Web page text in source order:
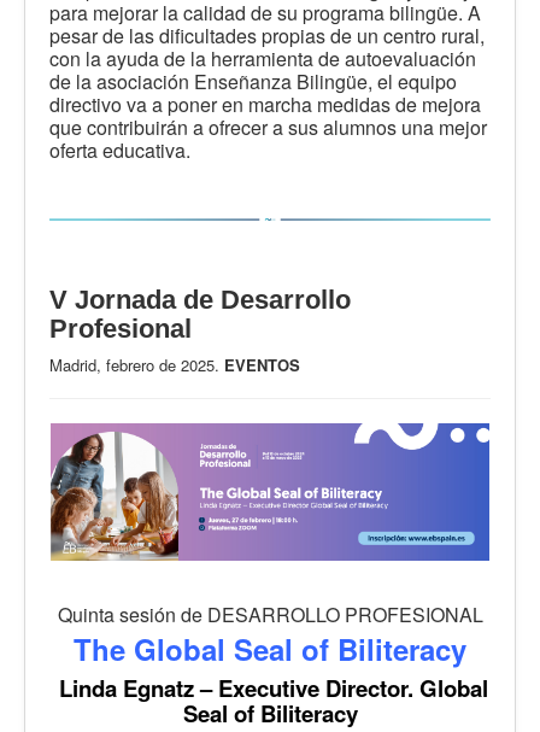
para mejorar la calidad de su programa bilingüe. A
pesar de las dificultades propias de un centro rural,
con la ayuda de la herramienta de autoevaluación
de la asociación Enseñanza Bilingüe, el equipo
directivo va a poner en marcha medidas de mejora
que contribuirán a ofrecer a sus alumnos una mejor
oferta educativa.
V Jornada de Desarrollo
Profesional
Madrid, febrero de 2025. EVENTOS
Quinta sesión de DESARROLLO PROFESIONAL
The Global Seal of Biliteracy
Linda Egnatz – Executive Director. Global
Seal of Biliteracy